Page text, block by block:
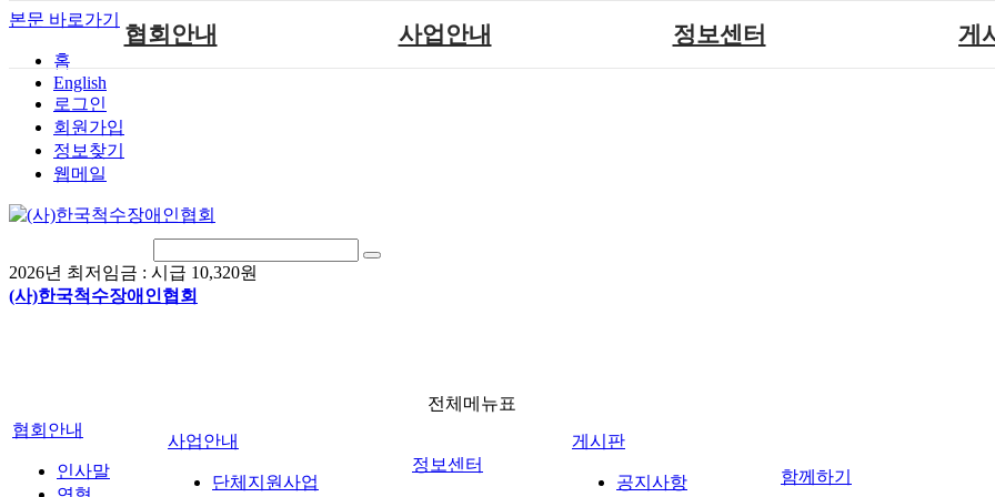
본문 바로가기
홈
English
로그인
회원가입
정보찾기
웹메일
2026년 최저임금 : 시급 10,320원
(사)한국척수장애인협회
협회안내
척수장애란?
찾아오시는길
사업안내
국제 교류/개발 협력사업
정보센터 게
전체메뉴표
협회안내
인사말
사업안내
단체지원사업
정보센터
게시판
공지사항
함께하기